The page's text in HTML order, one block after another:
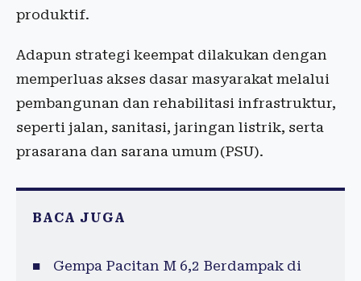
produktif.
Adapun strategi keempat dilakukan dengan
memperluas akses dasar masyarakat melalui
pembangunan dan rehabilitasi infrastruktur,
seperti jalan, sanitasi, jaringan listrik, serta
prasarana dan sarana umum (PSU).
BACA JUGA
Gempa Pacitan M 6,2 Berdampak di